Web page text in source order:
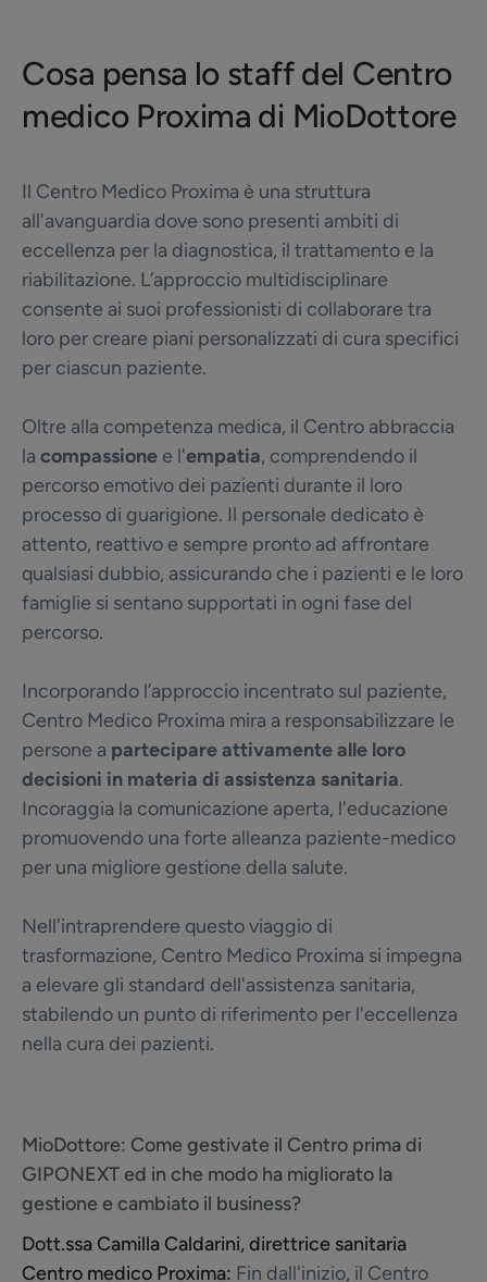
Cosa pensa lo staff del Centro
medico Proxima di MioDottore
Il Centro Medico Proxima è una struttura
all'avanguardia dove sono presenti ambiti di
eccellenza per la diagnostica, il trattamento e la
riabilitazione. L’approccio multidisciplinare
consente ai suoi professionisti di collaborare tra
loro per creare piani personalizzati di cura specifici
per ciascun paziente.
Oltre alla competenza medica, il Centro abbraccia
la compassione e l'empatia, comprendendo il
percorso emotivo dei pazienti durante il loro
processo di guarigione. Il personale dedicato è
attento, reattivo e sempre pronto ad affrontare
qualsiasi dubbio, assicurando che i pazienti e le loro
famiglie si sentano supportati in ogni fase del
percorso.
Incorporando l’approccio incentrato sul paziente,
Centro Medico Proxima mira a responsabilizzare le
persone a partecipare attivamente alle loro
decisioni in materia di assistenza sanitaria.
Incoraggia la comunicazione aperta, l'educazione
promuovendo una forte alleanza paziente-medico
per una migliore gestione della salute.
Nell'intraprendere questo viaggio di
trasformazione, Centro Medico Proxima si impegna
a elevare gli standard dell'assistenza sanitaria,
stabilendo un punto di riferimento per l'eccellenza
nella cura dei pazienti.
MioDottore: Come gestivate il Centro prima di
GIPONEXT ed in che modo ha migliorato la
gestione e cambiato il business?
Dott.ssa Camilla Caldarini, direttrice sanitaria
Centro medico Proxima: Fin dall'inizio, il Centro